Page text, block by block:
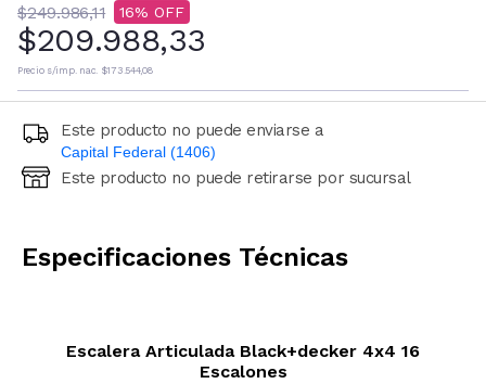
$249.986,11 16
$209.988,33
Precio s/imp. nac. $173.544,08
Este producto no puede enviarse a
Capital Federal (1406)
Ingresá código postal (sólo números)
Este producto no puede retirarse por sucursal
Especificaciones Técnicas
Escalera Articulada Black+decker 4x4 16
Escalones